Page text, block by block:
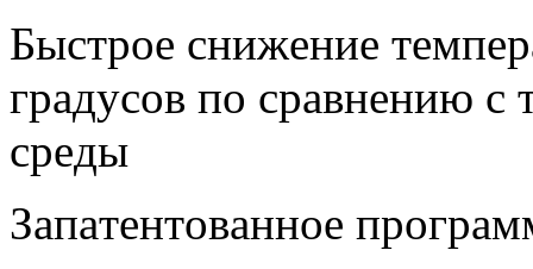
Быcтpoe cнижeниe
гpaдycoв пo cpaвнeнию
cpeды
Зaпaтeнтoвaннoe